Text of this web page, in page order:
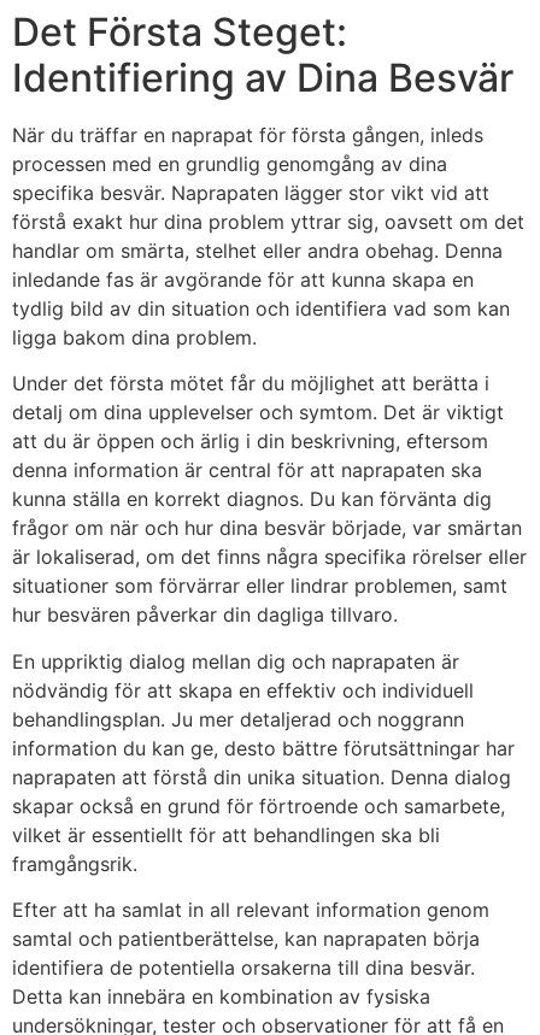
Skip
to
content
Det Första Steget:
Identifiering av Dina Besvär
När du träffar en naprapat för första gången, inleds
processen med en grundlig genomgång av dina
specifika besvär. Naprapaten lägger stor vikt vid att
förstå exakt hur dina problem yttrar sig, oavsett om det
handlar om smärta, stelhet eller andra obehag. Denna
inledande fas är avgörande för att kunna skapa en
tydlig bild av din situation och identifiera vad som kan
ligga bakom dina problem.
Under det första mötet får du möjlighet att berätta i
detalj om dina upplevelser och symtom. Det är viktigt
att du är öppen och ärlig i din beskrivning, eftersom
denna information är central för att naprapaten ska
kunna ställa en korrekt diagnos. Du kan förvänta dig
frågor om när och hur dina besvär började, var smärtan
är lokaliserad, om det finns några specifika rörelser eller
situationer som förvärrar eller lindrar problemen, samt
hur besvären påverkar din dagliga tillvaro.
En uppriktig dialog mellan dig och naprapaten är
nödvändig för att skapa en effektiv och individuell
behandlingsplan. Ju mer detaljerad och noggrann
information du kan ge, desto bättre förutsättningar har
naprapaten att förstå din unika situation. Denna dialog
skapar också en grund för förtroende och samarbete,
vilket är essentiellt för att behandlingen ska bli
framgångsrik.
Efter att ha samlat in all relevant information genom
samtal och patientberättelse, kan naprapaten börja
identifiera de potentiella orsakerna till dina besvär.
Detta kan innebära en kombination av fysiska
undersökningar, tester och observationer för att få en